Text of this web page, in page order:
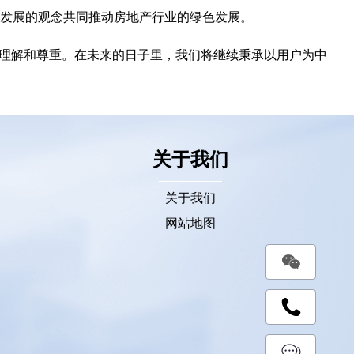
的观念共同推动房地产行业的绿色发展。
解和尊重。在未来的日子里，我们将继续秉承以用户为中
关于我们
关于我们
网站地图